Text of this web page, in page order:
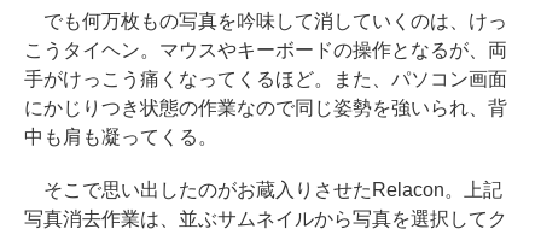
でも何万枚もの写真を吟味して消していくのは、けっ
こうタイヘン。マウスやキーボードの操作となるが、両
手がけっこう痛くなってくるほど。また、パソコン画面
にかじりつき状態の作業なので同じ姿勢を強いられ、背
中も肩も凝ってくる。
そこで思い出したのがお蔵入りさせたRelacon。上記
写真消去作業は、並ぶサムネイルから写真を選択してク